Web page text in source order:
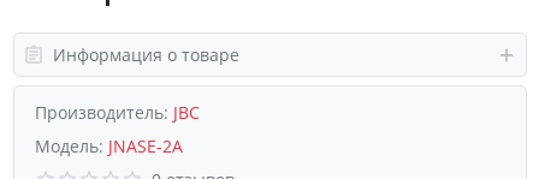
Информация о товаре
Производитель: JBC
Модель: JNASE-2A